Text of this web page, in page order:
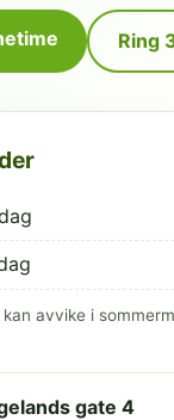
Ring
avvike i
gate 4